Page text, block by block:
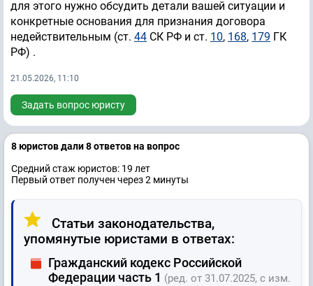
для этого нужно обсудить детали вашей ситуации и
конкретные основания для признания договора
недействительным (ст. 44 СК РФ и ст. 10, 168, 179 ГК
РФ) .
21.05.2026, 11:10
Задать вопрос юристу
8 юристов дали 8 ответов на вопрос
Средний стаж юристов: 19 лет
Первый ответ получен через 2 минуты
Статьи законодательства,
упомянутые юристами в ответах:
Гражданский кодекс Российской
Федерации часть 1 (ред. от 31.07.2025, с изм.